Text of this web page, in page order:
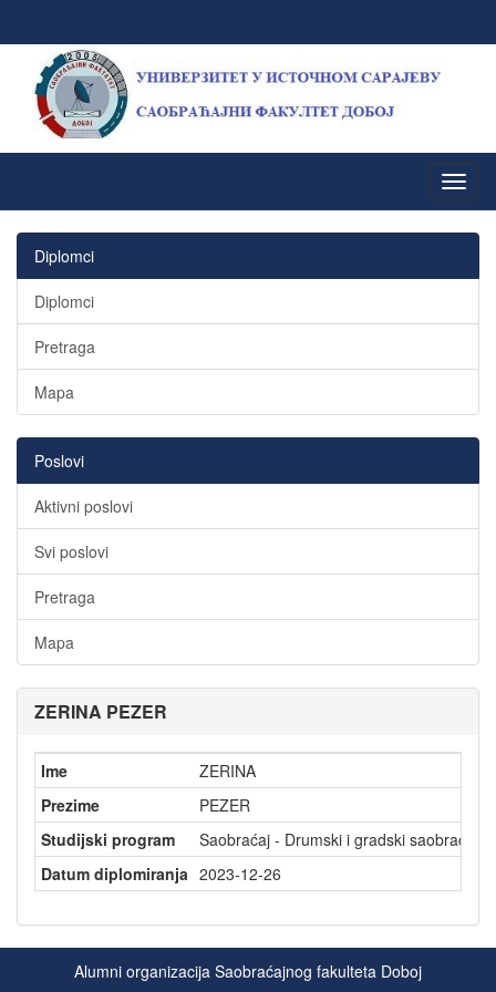
Diplomci
Diplomci
Pretraga
Mapa
Poslovi
Aktivni poslovi
Svi poslovi
Pretraga
Mapa
ZERINA PEZER
Ime
ZERINA
Prezime
PEZER
Studijski program
Saobraćaj - Drumski i gradski saobraćaj
Datum diplomiranja 2023-12-26
Alumni organizacija Saobraćajnog fakulteta Doboj